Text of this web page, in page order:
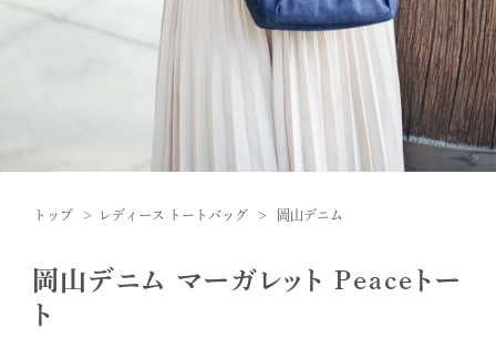
トップ レディース トートバッグ 岡山デニム
岡山デニム マーガレット Peaceトー
ト